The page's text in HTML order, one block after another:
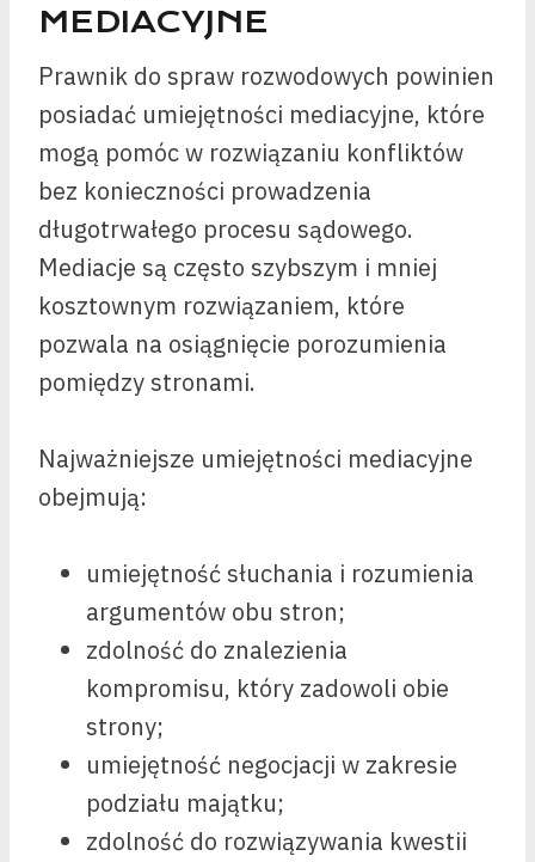
MEDIACYJNE
Prawnik do spraw rozwodowych powinien
posiadać umiejętności mediacyjne, które
mogą pomóc w rozwiązaniu konfliktów
bez konieczności prowadzenia
długotrwałego procesu sądowego.
Mediacje są często szybszym i mniej
kosztownym rozwiązaniem, które
pozwala na osiągnięcie porozumienia
pomiędzy stronami.
Najważniejsze umiejętności mediacyjne
obejmują:
umiejętność słuchania i rozumienia
argumentów obu stron;
zdolność do znalezienia
kompromisu, który zadowoli obie
strony;
umiejętność negocjacji w zakresie
podziału majątku;
zdolność do rozwiązywania kwestii